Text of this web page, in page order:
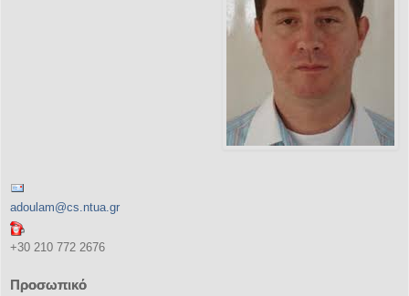
adoulam@cs.ntua.gr
+30 210 772 2676
Προσωπικό